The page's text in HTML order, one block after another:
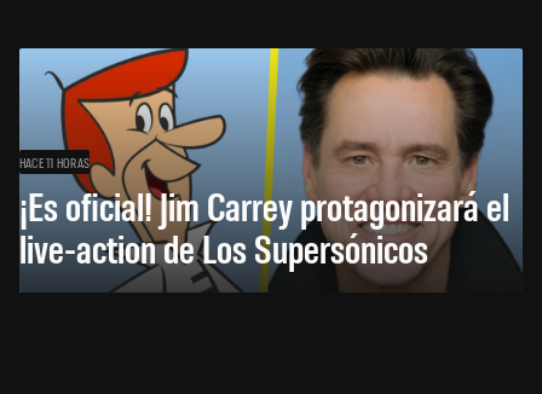
HACE 11 HORAS
¡Es oficial! Jim Carrey protagonizará el
live-action de Los Supersónicos